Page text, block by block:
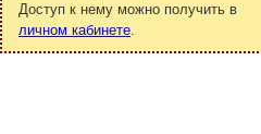
Доступ к нему можно получить в
личном кабинете.